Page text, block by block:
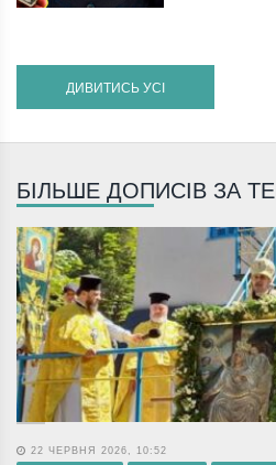
ДИВИТИСЬ УСІ
БІЛЬШЕ ДОПИСІВ ЗА
22 ЧЕРВНЯ 2026, 10:52